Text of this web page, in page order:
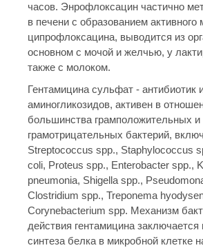
часов. Энрофлоксацин частично
в печени с образованием активного
ципрофлоксацина, выводится из
основном с мочой и желчью, у
также с молоком.
Гентамицина сульфат - антибиотик
аминогликозидов, активен в
большинства грамположительных и
грамотрицательных бактерий,
Streptococcus spp., Staphylococcus
coli, Proteus spp., Enterobacter spp.,
pneumonia, Shigella spp.,
Clostridium spp., Treponema
Corynebacterium spp. Механизм
действия гентамицина
синтеза белка в микробной клетке